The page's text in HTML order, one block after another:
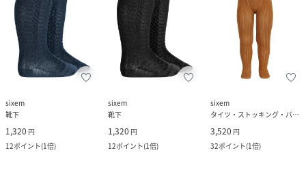
sixem
靴下
1,320 円
12ポイント(1倍)
sixem
靴下
1,320 円
12ポイント(1倍)
sixem
タイツ・ストッキング・パンスト
3,520 円
32ポイント(1倍)